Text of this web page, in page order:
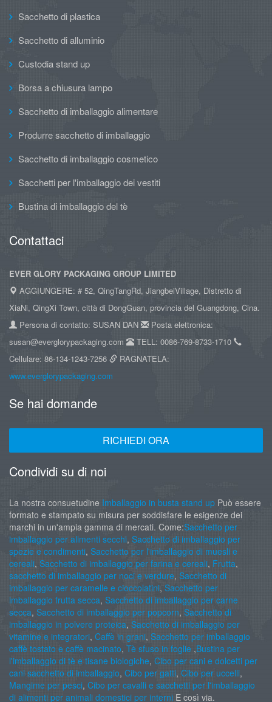
Sacchetto di plastica
Sacchetto di alluminio
Custodia stand up
Borsa a chiusura lampo
Sacchetto di imballaggio alimentare
Produrre sacchetto di imballaggio
Sacchetto di imballaggio cosmetico
Sacchetti per l'imballaggio dei vestiti
Bustina di imballaggio del tè
Contattaci
EVER GLORY PACKAGING GROUP LIMITED
AGGIUNGERE: # 52, QingTangRd, JiangbeiVillage, Distretto di
XiaNi, QingXi Town, città di DongGuan, provincia del Guangdong, Cina.
Persona di contatto: SUSAN DAN
Posta elettronica:
susan@everglorypackaging.com
TELL: 0086-769-8733-1710
Cellulare: 86-134-1243-7256
RAGNATELA:
www.everglorypackaging.com
Se hai domande
RICHIEDI ORA
Condividi su di noi
La nostra consuetudine Imballaggio in busta stand up Può essere
formato e stampato su misura per soddisfare le esigenze dei
marchi in un'ampia gamma di mercati. Come:Sacchetto per
imballaggio per alimenti secchi, Sacchetto di imballaggio per
spezie e condimenti, Sacchetto per l'imballaggio di muesli e
cereali, Sacchetto di imballaggio per farina e cereali, Frutta,
sacchetto di imballaggio per noci e verdure, Sacchetto di
imballaggio per caramelle e cioccolatini, Sacchetto per
imballaggio frutta secca, Sacchetto di imballaggio per carne
secca, Sacchetto di imballaggio per popcorn, Sacchetto di
imballaggio in polvere proteica, Sacchetto di imballaggio per
vitamine e integratori, Caffè in grani, Sacchetto per imballaggio
caffè tostato e caffè macinato, Tè sfuso in foglie ,Bustina per
l'imballaggio di tè e tisane biologiche, Cibo per cani e dolcetti per
cani sacchetto di imballaggio, Cibo per gatti, Cibo per uccelli,
Mangime per pesci, Cibo per cavalli e sacchetti per l'imballaggio
di alimenti per animali domestici per interni E così via.